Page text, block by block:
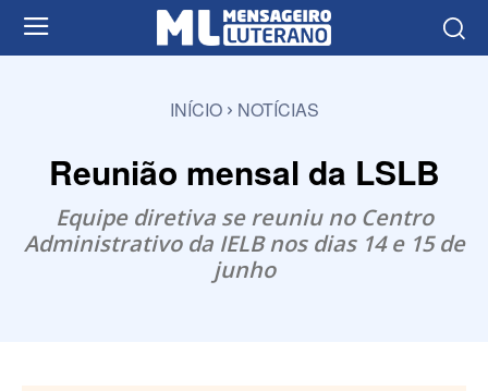
INÍCIO NOTÍCIAS
Reunião mensal da LSLB
Equipe diretiva se reuniu no Centro
Administrativo da IELB nos dias 14 e 15 de
junho